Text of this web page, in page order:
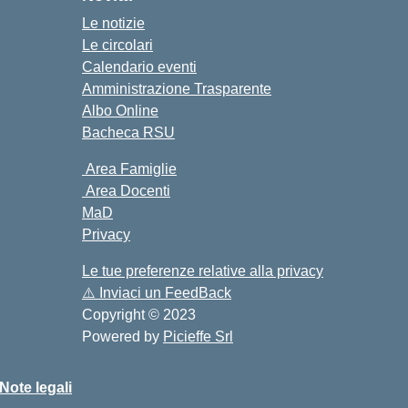
Le notizie
Le circolari
Calendario eventi
Amministrazione Trasparente
Albo Online
Bacheca RSU
Area Famiglie
Area Docenti
MaD
Privacy
Le tue preferenze relative alla privacy
⚠️ Inviaci un FeedBack
Copyright © 2023
Powered by Picieffe Srl
Note legali